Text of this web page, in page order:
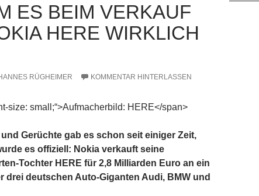
ES BEIM VERKAUF
HERE WIRKLICH
RÜGHEIMER KOMMENTAR HINTERLASSEN
size: small;“>Aufmacherbild: HERE</span>
Gerüchte gab es schon seit einiger Zeit,
es offiziell: Nokia verkauft seine
Tochter HERE für 2,8 Milliarden Euro an ein
drei deutschen Auto-Giganten Audi, BMW und